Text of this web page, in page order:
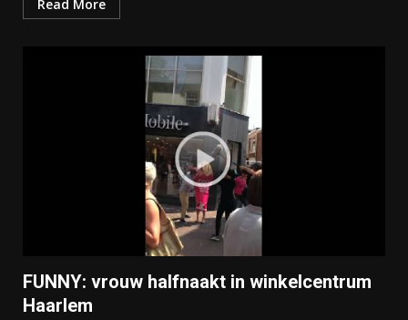
Read More
FUNNY: vrouw halfnaakt in winkelcentrum
Haarlem